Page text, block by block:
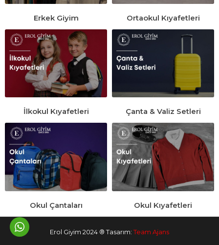
Erkek Giyim Ortaokul Kıyafetleri
İlkokul Kıyafetleri Çanta & Valiz Setleri
Okul Çantaları Okul Kıyafetleri
Erol Giyim 2024 ® Tasarım:Team Ajans